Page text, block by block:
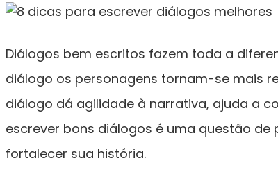
Diálogos bem escritos fazem toda a
diálogo os personagens tornam-se mais
diálogo dá agilidade à narrativa, ajuda a
escrever bons diálogos é uma questão
fortalecer sua história.